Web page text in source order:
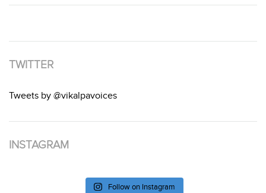
TWITTER
Tweets by @vikalpavoices
INSTAGRAM
Follow on Instagram